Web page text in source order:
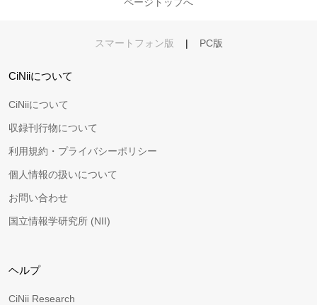
スマートフォン版 | PC版
CiNiiについて
CiNiiについて
収録刊行物について
利用規約・プライバシーポリシー
個人情報の扱いについて
お問い合わせ
国立情報学研究所 (NII)
ヘルプ
CiNii Research